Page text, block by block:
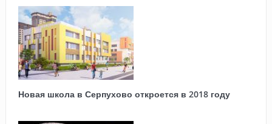
Новая школа в Серпухово откроется в 2018 году